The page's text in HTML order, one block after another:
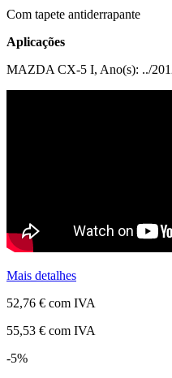
Com tapete antiderrapante
Aplicações
MAZDA CX-5 I, Ano(s): ../
Mais detalhes
52,76 € com IVA
55,53 € com IVA
-5%